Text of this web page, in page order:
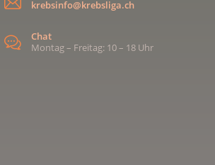
krebsinfo@krebsliga.ch
Chat
Montag – Freitag: 10 – 18 Uhr